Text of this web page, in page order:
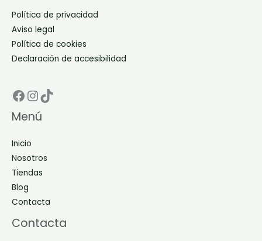
Política de privacidad
Aviso legal
Política de cookies
Declaración de accesibilidad
Facebook Don Dino
Instagram Don Dino
TikTok Don Dino
Menú
Inicio
Nosotros
Tiendas
Blog
Contacta
Contacta